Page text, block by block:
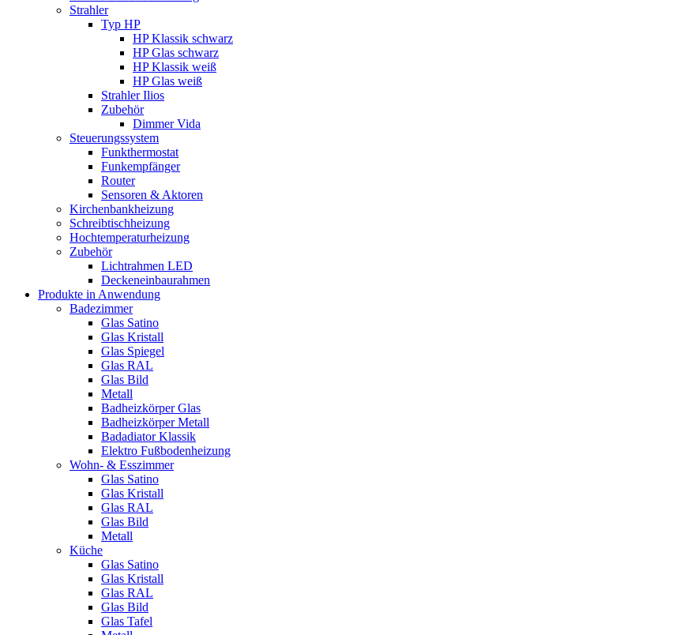
Strahler
Typ HP
HP Klassik schwarz
HP Glas schwarz
HP Klassik weiß
HP Glas weiß
Strahler Ilios
Zubehör
Dimmer Vida
Steuerungssystem
Funkthermostat
Funkempfänger
Router
Sensoren & Aktoren
Kirchenbankheizung
Schreibtischheizung
Hochtemperaturheizung
Zubehör
Lichtrahmen LED
Deckeneinbaurahmen
Produkte in Anwendung
Badezimmer
Glas Satino
Glas Kristall
Glas Spiegel
Glas RAL
Glas Bild
Metall
Badheizkörper Glas
Badheizkörper Metall
Badadiator Klassik
Elektro Fußbodenheizung
Wohn- & Esszimmer
Glas Satino
Glas Kristall
Glas RAL
Glas Bild
Metall
Küche
Glas Satino
Glas Kristall
Glas RAL
Glas Bild
Glas Tafel